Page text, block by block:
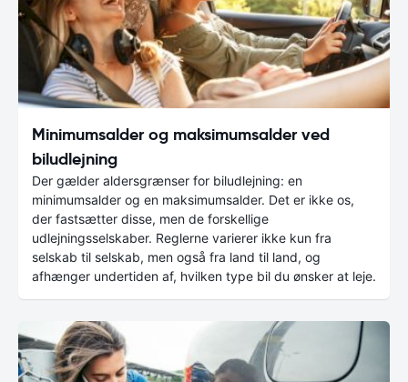
Minimumsalder og maksimumsalder ved
biludlejning
Der gælder aldersgrænser for biludlejning: en
minimumsalder og en maksimumsalder. Det er ikke os,
der fastsætter disse, men de forskellige
udlejningsselskaber. Reglerne varierer ikke kun fra
selskab til selskab, men også fra land til land, og
afhænger undertiden af, hvilken type bil du ønsker at leje.